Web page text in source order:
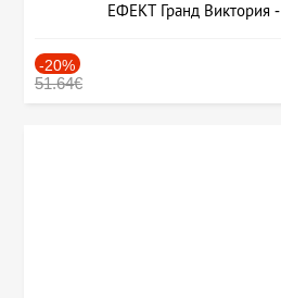
ЕФЕКТ Гранд Виктория
-20%
51.64€